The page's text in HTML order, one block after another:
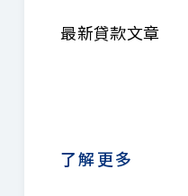
最新貸款文章
了解更多